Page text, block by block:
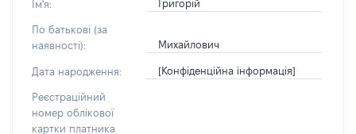
Ім'я: Григорій
По батькові (за
наявності):
Михайлович
Дата народження: [Конфіденційна інформація]
Реєстраційний
номер облікової
картки платника